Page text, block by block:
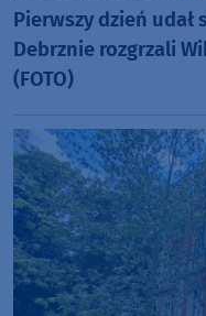
Pierwszy dzień
Debrznie rozgrzali
(FOTO)